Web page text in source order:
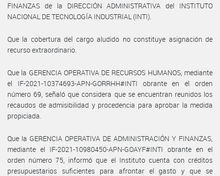
FINANZAS de la DIRECCIÓN ADMINISTRATIVA del INSTITUTO
NACIONAL DE TECNOLOGÍA INDUSTRIAL (INTI).
Que la cobertura del cargo aludido no constituye asignación de
recurso extraordinario.
Que la GERENCIA OPERATIVA DE RECURSOS HUMANOS, mediante
el IF-2021-10374693-APN-GORRHH#INTI obrante en el orden
número 69, señaló que considera que se encuentran reunidos los
recaudos de admisibilidad y procedencia para aprobar la medida
propiciada.
Que la GERENCIA OPERATIVA DE ADMINISTRACIÓN Y FINANZAS,
mediante el IF-2021-10980450-APN-GOAYF#INTI obrante en el
orden número 75, informó que el Instituto cuenta con créditos
presupuestarios suficientes para afrontar el gasto y que se